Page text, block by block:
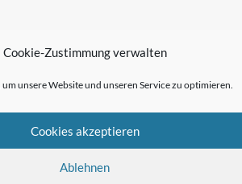
Cookie-Zustimmung verwalten
unsere Website und unseren Service zu optimieren.
Cookies akzeptieren
Ablehnen